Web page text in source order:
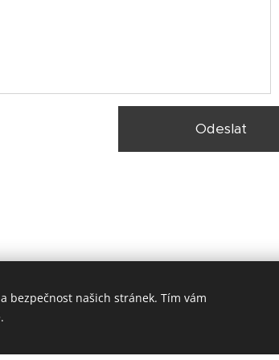
Odeslat
© 2025 Zateplení fasády Praha
bezpečnost našich stránek. Tím vám